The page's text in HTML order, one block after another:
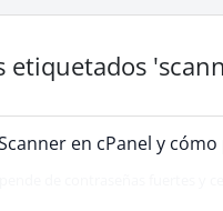
etiquetados
en cPanel y